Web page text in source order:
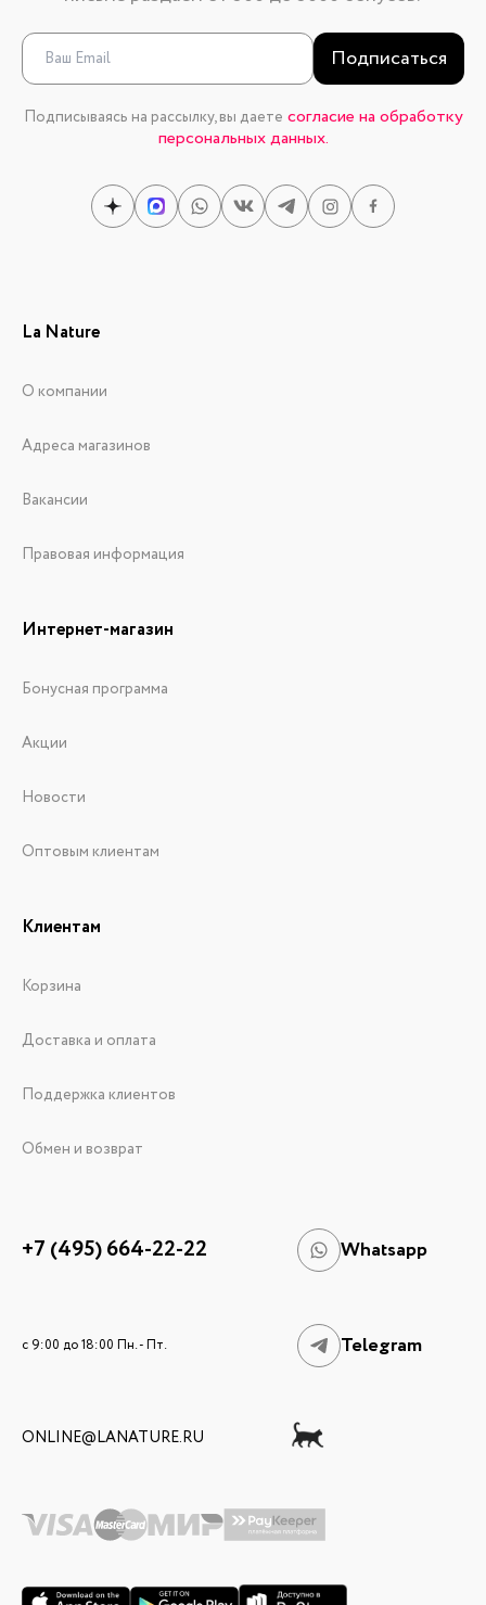
Подписаться
Подписываясь на рассылку, вы даете согласие на обработку
персональных данных.
La Nature
О компании
Адреса магазинов
Вакансии
Правовая информация
Интернет-магазин
Бонусная программа
Акции
Новости
Оптовым клиентам
Клиентам
Корзина
Доставка и оплата
Поддержка клиентов
Обмен и возврат
+7 (495) 664-22-22 Whatsapp
c 9:00 до 18:00 Пн. - Пт. Telegram
ONLINE@LANATURE.RU